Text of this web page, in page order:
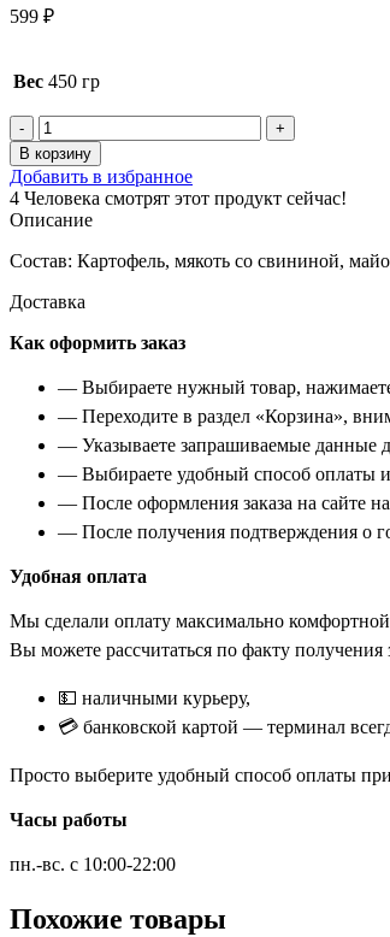
599 ₽
Вес 450 гр
Количество
товара
Мясо
по-
французски
Ёжик
В корзину
Добавить в избранное
4 Человека смотрят этот продукт сейчас!
Описание
Состав: Картофель, мякоть со свининой,
Доставка
Как оформить заказ
— Выбираете нужный товар,
— Переходите в раздел «Корзина»,
— Указываете запрашиваемые данные
— Выбираете удобный способ оплаты и
— После оформления заказа на сайте
— После получения подтверждения о
Удобная оплата
Мы сделали оплату максимально комфортной
Вы можете рассчитаться по факту получения
💵 наличными курьеру,
💳 банковской картой — терминал
Просто выберите удобный способ оплаты
Часы работы
пн.-вс. с 10:00-22:00
Похожие товары